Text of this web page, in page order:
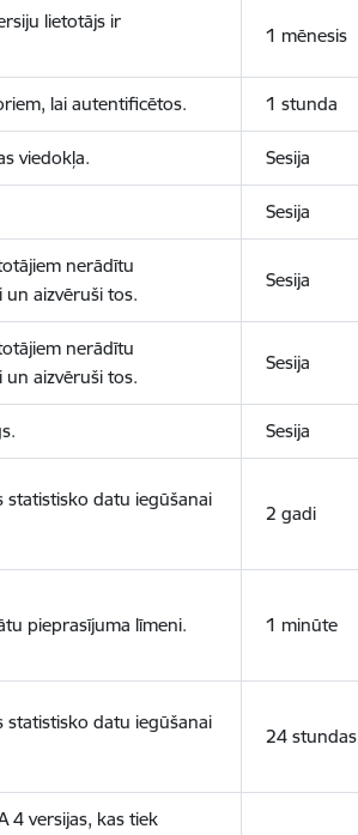
lietotājs ir
1 mēnesis
lai autentificētos. 1 stunda
viedokļa. Sesija
Sesija
nerādītu
un aizvēruši tos.
Sesija
nerādītu
un aizvēruši tos.
Sesija
Sesija
statistisko datu iegūšanai
2 gadi
pieprasījuma līmeni. 1 minūte
statistisko datu iegūšanai
24 stundas
4 versijas, kas tiek